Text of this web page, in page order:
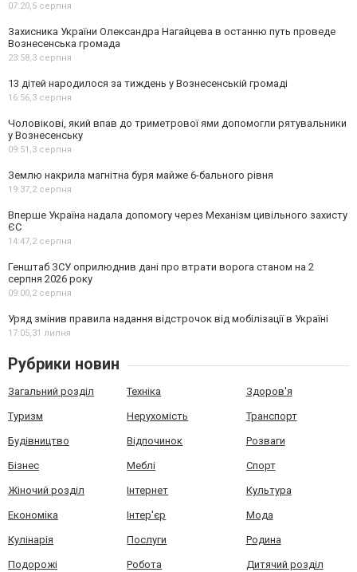
07:20,5 серпня
Захисника України Олександра Нагайцева в останню путь проведе
Вознесенська громада
23:58,3 серпня
13 дітей народилося за тиждень у Вознесенській громаді
16:56,3 серпня
Чоловікові, який впав до триметрової ями допомогли рятувальники
у Вознесенську
09:51,3 серпня
Землю накрила магнітна буря майже 6-бального рівня
19:37,2 серпня
Вперше Україна надала допомогу через Механізм цивільного захисту
ЄС
14:47,2 серпня
Генштаб ЗСУ оприлюднив дані про втрати ворога станом на 2
серпня 2026 року
09:00,2 серпня
Уряд змінив правила надання відстрочок від мобілізації в Україні
17:05,31 липня
Рубрики новин
Загальний розділ Техніка Здоров'я
Туризм Нерухомість Транспорт
Будівництво Відпочинок Розваги
Бізнес Меблі Спорт
Жіночий розділ Інтернет Культура
Економіка Інтер'єр Мода
Кулінарія Послуги Родина
Подорожі Робота Дитячий розділ